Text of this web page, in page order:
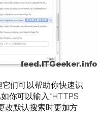
们可以帮助你快速识
你可以输入“HTTPS
改默认搜索时更加方